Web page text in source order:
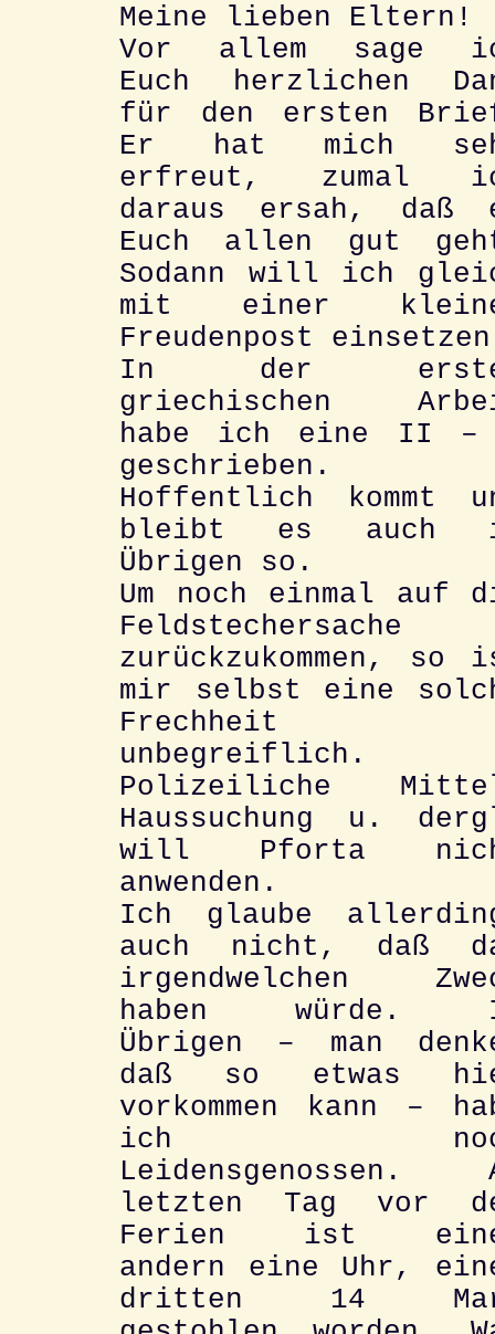
Meine lieben Eltern!
Vor allem sage
Euch herzlichen
für den ersten
Er hat mich
erfreut, zumal
daraus ersah, daß
Euch allen gut
Sodann will ich
mit einer
Freudenpost
In der
griechischen
habe ich eine II
geschrieben.
Hoffentlich kommt
bleibt es auch
Übrigen so.
Um noch einmal auf
Feldstechersache
zurückzukommen, so
mir selbst eine
Frechheit
unbegreiflich.
Polizeiliche
Haussuchung u.
will Pforta
anwenden.
Ich glaube
auch nicht, daß
irgendwelchen
haben würde.
Übrigen – man
daß so etwas
vorkommen kann –
ich
Leidensgenossen.
letzten Tag vor
Ferien ist
andern eine Uhr,
dritten 14